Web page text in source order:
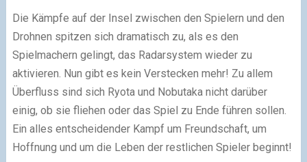
Die Kämpfe auf der Insel zwischen den Spielern und den
Drohnen spitzen sich dramatisch zu, als es den
Spielmachern gelingt, das Radarsystem wieder zu
aktivieren. Nun gibt es kein Verstecken mehr! Zu allem
Überfluss sind sich Ryota und Nobutaka nicht darüber
einig, ob sie fliehen oder das Spiel zu Ende führen sollen.
Ein alles entscheidender Kampf um Freundschaft, um
Hoffnung und um die Leben der restlichen Spieler beginnt!